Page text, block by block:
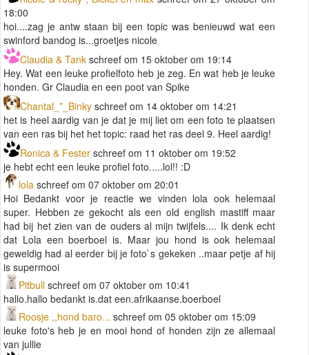
18:00
hoi....zag je antw staan bij een topic was benieuwd wat een
swinford bandog is...groetjes nicole
Claudia & Tank schreef om 15 oktober om 19:14
Hey. Wat een leuke profielfoto heb je zeg. En wat heb je leuke
honden. Gr Claudia en een poot van Spike
Chantal_*_Binky schreef om 14 oktober om 14:21
het is heel aardig van je dat je mij liet om een foto te plaatsen
van een ras bij het het topic: raad het ras deel 9. Heel aardig!
Ronica & Fester schreef om 11 oktober om 19:52
je hebt echt een leuke profiel foto.....lol!! :D
lola schreef om 07 oktober om 20:01
Hoi Bedankt voor je reactie we vinden lola ook helemaal
super. Hebben ze gekocht als een old english mastiff maar
had bij het zien van de ouders al mijn twijfels.... Ik denk echt
dat Lola een boerboel is. Maar jou hond is ook helemaal
geweldig had al eerder bij je foto`s gekeken ..maar petje af hij
is supermooi
Pitbull schreef om 07 oktober om 10:41
hallo.hallo bedankt is.dat een.afrikaanse.boerboel
Roosje ,,hond baro... schreef om 05 oktober om 15:09
leuke foto's heb je en mooi hond of honden zijn ze allemaal
van jullie